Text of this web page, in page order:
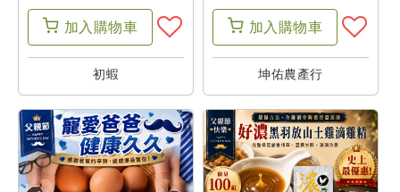
我
訂
我
的
包組)-台東味
加入 購物車
初蝦
組)
加入 購物車
坤佑農產行